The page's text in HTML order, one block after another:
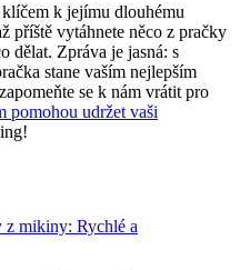
k ‍jejímu dlouhému
příště vytáhnete něco z pračky
dělat. Zpráva je jasná: s
stane vaším nejlepším
se ‌k nám vrátit pro
pomohou udržet vaši